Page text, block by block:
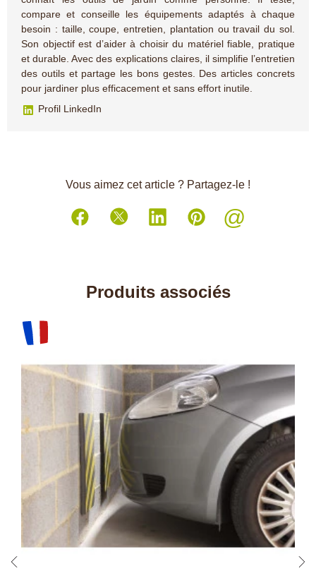
compare et conseille les équipements adaptés à chaque
besoin : taille, coupe, entretien, plantation ou travail du sol.
Son objectif est d’aider à choisir du matériel fiable, pratique
et durable. Avec des explications claires, il simplifie l’entretien
des outils et partage les bons gestes. Des articles concrets
pour jardiner plus efficacement et sans effort inutile.
Profil LinkedIn
Vous aimez cet article ? Partagez-le !
@
Produits associés